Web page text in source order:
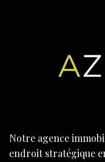
Notre agence
endroit stratégique